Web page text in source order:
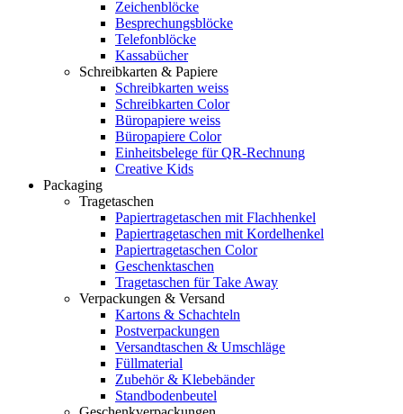
Zeichenblöcke
Besprechungsblöcke
Telefonblöcke
Kassabücher
Schreibkarten & Papiere
Schreibkarten weiss
Schreibkarten Color
Büropapiere weiss
Büropapiere Color
Einheitsbelege für QR-Rechnung
Creative Kids
Packaging
Tragetaschen
Papiertragetaschen mit Flachhenkel
Papiertragetaschen mit Kordelhenkel
Papiertragetaschen Color
Geschenktaschen
Tragetaschen für Take Away
Verpackungen & Versand
Kartons & Schachteln
Postverpackungen
Versandtaschen & Umschläge
Füllmaterial
Zubehör & Klebebänder
Standbodenbeutel